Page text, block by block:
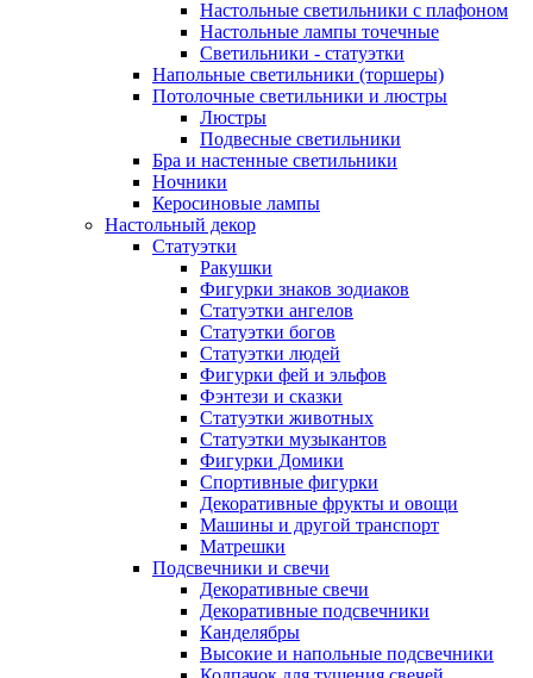
Настольные светильники с плафоном
Настольные лампы точечные
Светильники - статуэтки
Напольные светильники (торшеры)
Потолочные светильники и люстры
Люстры
Подвесные светильники
Бра и настенные светильники
Ночники
Керосиновые лампы
Настольный декор
Статуэтки
Ракушки
Фигурки знаков зодиаков
Статуэтки ангелов
Статуэтки богов
Статуэтки людей
Фигурки фей и эльфов
Фэнтези и сказки
Статуэтки животных
Статуэтки музыкантов
Фигурки Домики
Спортивные фигурки
Декоративные фрукты и овощи
Машины и другой транспорт
Матрешки
Подсвечники и свечи
Декоративные свечи
Декоративные подсвечники
Канделябры
Высокие и напольные подсвечники